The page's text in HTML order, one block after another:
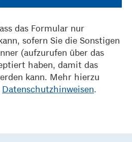
das Formular nur
sofern Sie die Sonstigen
(aufzurufen über das
haben, damit das
kann. Mehr hierzu
Datenschutzhinweisen.